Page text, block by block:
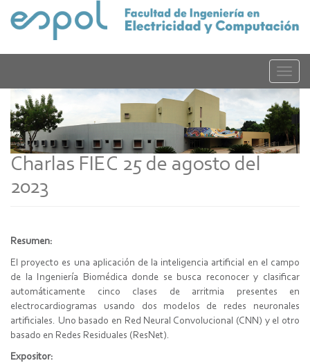
contenido
Toggle
Charlas FIEC 25 de agosto del
2023
Resumen:
El proyecto es una aplicación de la inteligencia artificial en el campo
de la Ingeniería Biomédica donde se busca reconocer y clasificar
automáticamente cinco clases de arritmia presentes en
electrocardiogramas usando dos modelos de redes neuronales
artificiales. Uno basado en Red Neural Convolucional (CNN) y el otro
basado en Redes Residuales (ResNet).
Expositor: